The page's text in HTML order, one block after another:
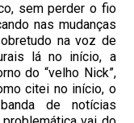
sem perder o fio
nas mudanças
na voz de
lá no início, a
do “velho Nick”,
citei no início, o
de notícias